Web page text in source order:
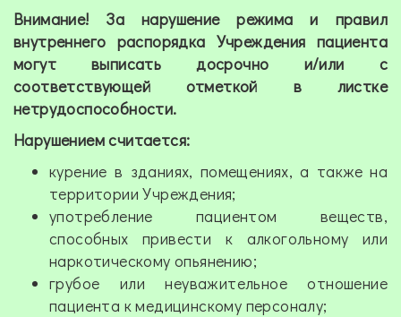
Внимание! За нарушение режима и правил
внутреннего распорядка Учреждения пациента
могут выписать досрочно и/или с
соответствующей отметкой в листке
нетрудоспособности.
Нарушением считается:
курение в зданиях, помещениях, а также на
территории Учреждения;
употребление пациентом веществ,
способных привести к алкогольному или
наркотическому опьянению;
грубое или неуважительное отношение
пациента к медицинскому персоналу;